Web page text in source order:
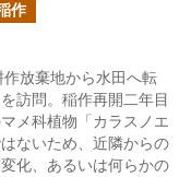
作
放棄地から水田へ転
訪問。稲作再開二年目
メ科植物「カラスノエ
ないため、近隣からの
化、あるいは何らかの